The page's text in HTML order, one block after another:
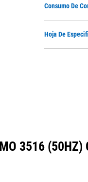
Consumo De
Hoja De
3516 (50HZ)